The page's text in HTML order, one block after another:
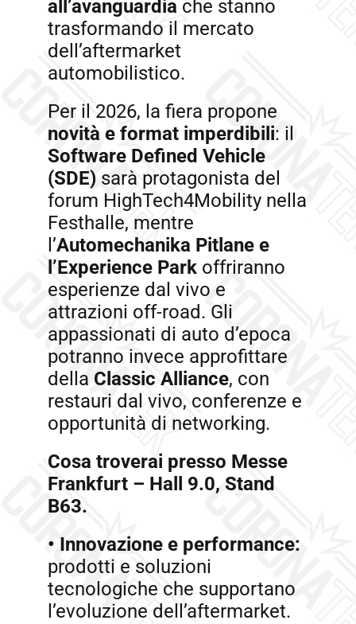
all’avanguardia che stanno
trasformando il mercato
dell’aftermarket
automobilistico.
Per il 2026, la fiera propone
novità e format imperdibili: il
Software Defined Vehicle
(SDE) sarà protagonista del
forum HighTech4Mobility nella
Festhalle, mentre
l’Automechanika Pitlane e
l’Experience Parkoffriranno
esperienze dal vivo e
attrazioni off-road. Gli
appassionati di auto d’epoca
potranno invece approfittare
della Classic Alliance, con
restauri dal vivo, conferenze e
opportunità di networking.
Cosa troverai presso Messe
Frankfurt – Hall 9.0, Stand
B63.
• Innovazione e performance:
prodotti e soluzioni
tecnologiche che supportano
l’evoluzione dell’aftermarket.